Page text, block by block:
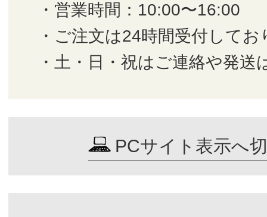
・営業時間：10:00〜16:00
・ご注文は24時間受付してお
・土・日・祝はご連絡や発送
PCサイト表示へ